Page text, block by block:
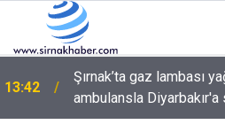
13:42
Şırnak’ta gaz lambası
ambulansla
13:06
Kontrolsüz yola çıkan
sürüklendi